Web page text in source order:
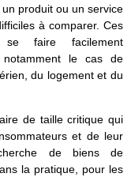
produit ou un service
à comparer. Ces
se faire facilement
notamment le cas de
du logement et du
de taille critique qui
et de leur
de biens de
la pratique, pour les